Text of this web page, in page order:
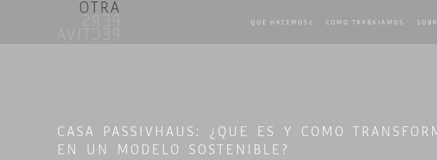
QUE HACEMOS COMO TRABAJAMOS
CASA PASSIVHAUS: ¿QUE ES Y COMO
EN UN MODELO SOSTENIBLE?